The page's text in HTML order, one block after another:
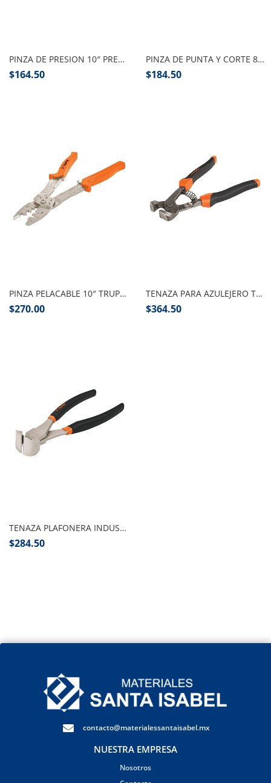
PINZA DE PRESION 10″ PRETUL
$164.50
PINZA DE PUNTA Y CORTE 8″ TRUPER
$184.50
PINZA PELACABLE 10″ TRUPER
$270.00
TENAZA PARA AZULEJERO TRUPER PZA
$364.50
TENAZA PLAFONERA INDUSTRIAL
$284.50
contacto@materialessantaisabel.mx
NUESTRA EMPRESA
Nosotros